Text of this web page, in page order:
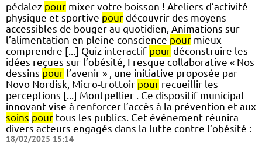
pédalez pour mixer votre boisson ! Ateliers d’activité
physique et sportive pour découvrir des moyens
accessibles de bouger au quotidien, Animations sur
l’alimentation en pleine conscience pour mieux
comprendre [...] Quiz interactif pour déconstruire les
idées reçues sur l’obésité, Fresque collaborative « Nos
dessins pour l’avenir » , une initiative proposée par
Novo Nordisk, Micro-trottoir pour recueillir les
perceptions [...] Montpellier . Ce dispositif municipal
innovant vise à renforcer l’accès à la prévention et aux
soins pour tous les publics. Cet événement réunira
divers acteurs engagés dans la lutte contre l’obésité :
18/02/2025 15:14